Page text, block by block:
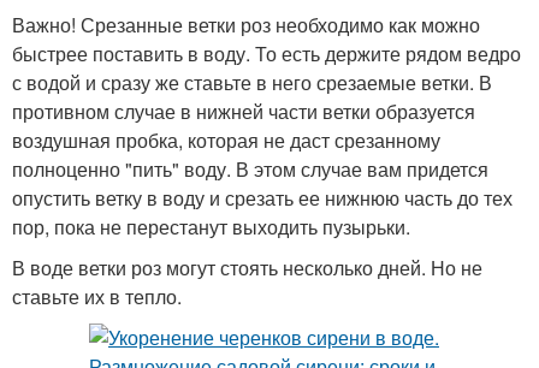
Важно! Срезанные ветки роз необходимо как можно
быстрее поставить в воду. То есть держите рядом ведро
с водой и сразу же ставьте в него срезаемые ветки. В
противном случае в нижней части ветки образуется
воздушная пробка, которая не даст срезанному
полноценно "пить" воду. В этом случае вам придется
опустить ветку в воду и срезать ее нижнюю часть до тех
пор, пока не перестанут выходить пузырьки.
В воде ветки роз могут стоять несколько дней. Но не
ставьте их в тепло.